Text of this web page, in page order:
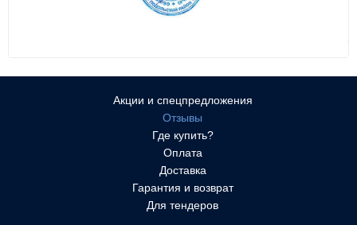
Акции и спецпредложения
Отзывы
Где купить?
Оплата
Доставка
Гарантия и возврат
Для тендеров